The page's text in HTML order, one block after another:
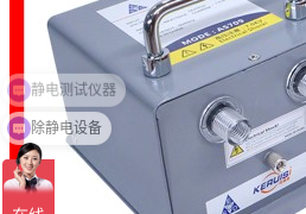
除静电设备